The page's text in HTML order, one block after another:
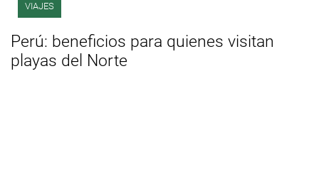
VIAJES
Perú: beneficios para quienes visitan
playas del Norte